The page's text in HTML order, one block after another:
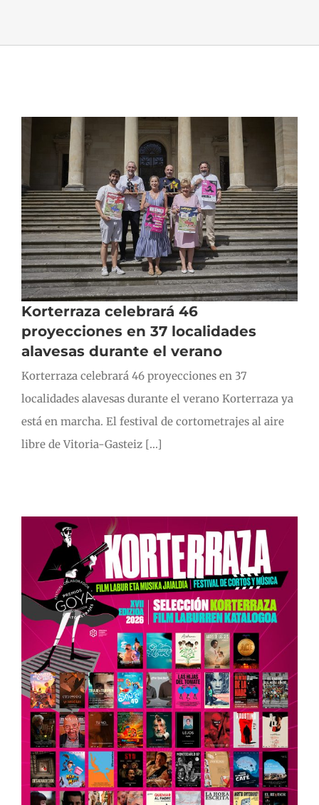
Korterraza celebrará 46
proyecciones en 37 localidades
alavesas durante el verano
Korterraza celebrará 46 proyecciones en 37
localidades alavesas durante el verano Korterraza ya
está en marcha. El festival de cortometrajes al aire
libre de Vitoria-Gasteiz [...]